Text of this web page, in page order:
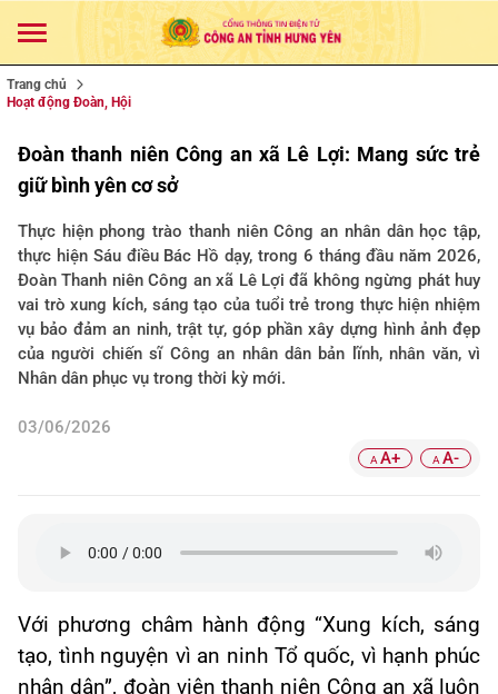
Trang chủ
Hoạt động Đoàn, Hội
Đoàn thanh niên Công an xã Lê Lợi: Mang sức trẻ
giữ bình yên cơ sở
Thực hiện phong trào thanh niên Công an nhân dân học tập,
thực hiện Sáu điều Bác Hồ dạy, trong 6 tháng đầu năm 2026,
Đoàn Thanh niên Công an xã Lê Lợi đã không ngừng phát huy
vai trò xung kích, sáng tạo của tuổi trẻ trong thực hiện nhiệm
vụ bảo đảm an ninh, trật tự, góp phần xây dựng hình ảnh đẹp
của người chiến sĩ Công an nhân dân bản lĩnh, nhân văn, vì
Nhân dân phục vụ trong thời kỳ mới.
03/06/2026
A A+ A A-
Với phương châm hành động “Xung kích, sáng
tạo, tình nguyện vì an ninh Tổ quốc, vì hạnh phúc
nhân dân”, đoàn viên thanh niên Công an xã luôn